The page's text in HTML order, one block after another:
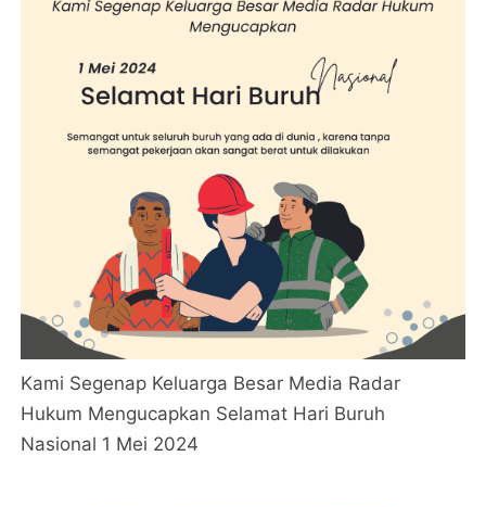
Kami Segenap Keluarga Besar Media Radar
Hukum Mengucapkan Selamat Hari Buruh
Nasional 1 Mei 2024